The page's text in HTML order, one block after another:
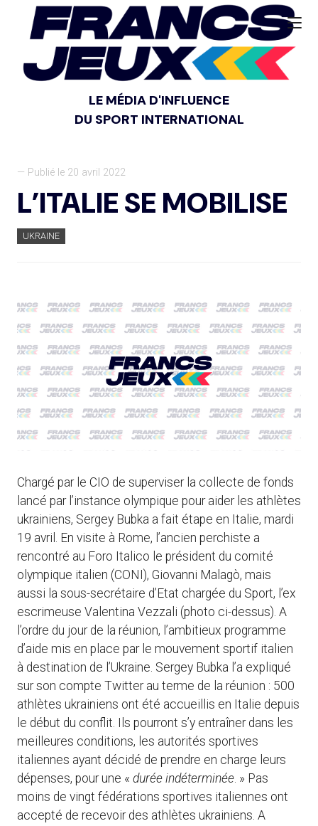
LE MÉDIA D'INFLUENCE
DU SPORT INTERNATIONAL
— Publié le 20 avril 2022
L’ITALIE SE MOBILISE
UKRAINE
Chargé par le CIO de superviser la collecte de fonds
lancé par l’instance olympique pour aider les athlètes
ukrainiens, Sergey Bubka a fait étape en Italie, mardi
19 avril. En visite à Rome, l’ancien perchiste a
rencontré au Foro Italico le président du comité
olympique italien (CONI), Giovanni Malagò, mais
aussi la sous-secrétaire d’Etat chargée du Sport, l’ex
escrimeuse Valentina Vezzali (photo ci-dessus). A
l’ordre du jour de la réunion, l’ambitieux programme
d’aide mis en place par le mouvement sportif italien
à destination de l’Ukraine. Sergey Bubka l’a expliqué
sur son compte Twitter au terme de la réunion : 500
athlètes ukrainiens ont été accueillis en Italie depuis
le début du conflit. Ils pourront s’y entraîner dans les
meilleures conditions, les autorités sportives
italiennes ayant décidé de prendre en charge leurs
dépenses, pour une « durée indéterminée. » Pas
moins de vingt fédérations sportives italiennes ont
accepté de recevoir des athlètes ukrainiens. A